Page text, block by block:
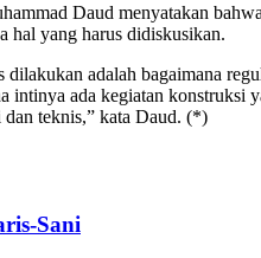
Daud menyatakan
hal yang harus didiskusikan.
adalah bagaimana
ada kegiatan
dan teknis,” kata Daud. (*)
Sani